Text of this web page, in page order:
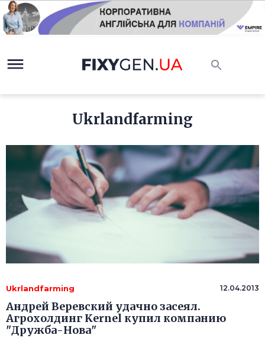
Ukrlandfarming
Ukrlandfarming 12.04.2013
Андрей Веревский удачно засеял.
Агрохолдинг Kernel купил компанию
"Дружба-Нова"